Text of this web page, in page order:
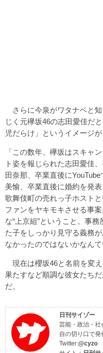
さらに今泉がワタナベと
じく元欅坂46の志田愛佳だ
児だらけ」というイメージ
「この数年、欅坂はスキャ
ト姿を報じられた志田愛佳
田奈那、卒業直後に
美愉、卒業直後に婚約を発
歌舞伎町の売れっ子ホスト
ファンをヤキモキさせる事
な“上京組”ということ。事
た子をしっかり見守る義務
なかったのではないかなん
現在は櫻坂46と名前を変
果たすなど順調な彼女たち
だ。
日刊サイゾー
芸能・政治・社
自の切り口で発
Twitter:@cyzo